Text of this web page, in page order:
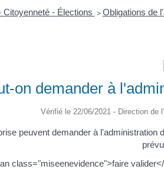
Citoyenneté - Élections > Obligations de
on demander à
Vérifié le 22/06/2021 - Direction de
peuvent demander à
class="miseenevidence">faire